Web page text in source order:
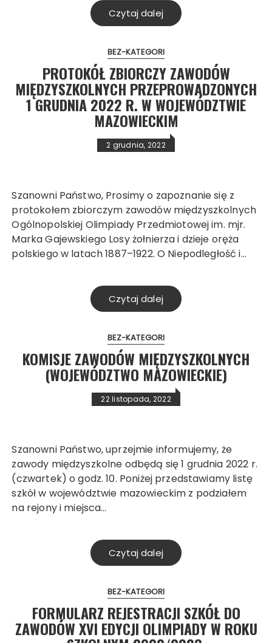
Czytaj dalej
BEZ-KATEGORI
PROTOKÓŁ ZBIORCZY ZAWODÓW
MIĘDZYSZKOLNYCH PRZEPROWADZONYCH
1 GRUDNIA 2022 R. W WOJEWÓDZTWIE
MAZOWIECKIM
2 grudnia, 2022
Szanowni Państwo, Prosimy o zapoznanie się z
protokołem zbiorczym zawodów międzyszkolnych
Ogólnopolskiej Olimpiady Przedmiotowej im. mjr.
Marka Gajewskiego Losy żołnierza i dzieje oręża
polskiego w latach 1887–1922. O Niepodległość i…
Czytaj dalej
BEZ-KATEGORI
KOMISJE ZAWODÓW MIĘDZYSZKOLNYCH
(WOJEWÓDZTWO MAZOWIECKIE)
22 listopada, 2022
Szanowni Państwo, uprzejmie informujemy, że
zawody międzyszkolne odbędą się 1 grudnia 2022 r.
(czwartek) o godz. 10. Poniżej przedstawiamy listę
szkół w województwie mazowieckim z podziałem
na rejony i miejsca…
Czytaj dalej
BEZ-KATEGORI
FORMULARZ REJESTRACJI SZKÓŁ DO
ZAWODÓW XVI EDYCJI OLIMPIADY W ROKU